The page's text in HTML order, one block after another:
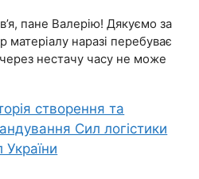
пане Валерію! Дякуємо за
матеріалу наразі перебуває
нестачу часу не може
створення та
Сил логістики